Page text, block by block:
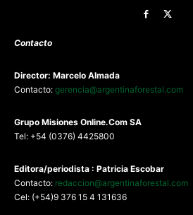
Contacto
Director: Marcelo Almada
Contacto: gerencia@argentinaforestal.com
Grupo Misiones Online.Com SA
Tel: +54 (0376) 4425800
Editora/periodista : Patricia Escobar
Contacto: redaccion@argentinaforestal.com
Cel: (+54)9 376 15 4 131636